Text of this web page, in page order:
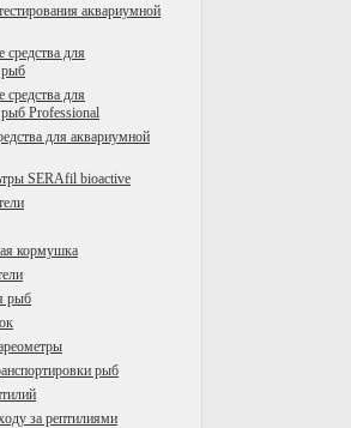
аквариумной
средства для
рыб
средства для
Professional
для аквариумной
SERAfil bioactive
кормушка
рыб
рыб
за рептилиями